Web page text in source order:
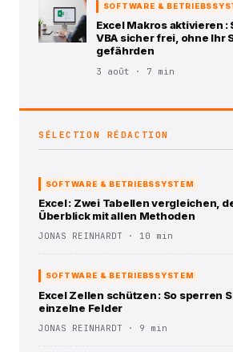
SOFTWARE &
Excel Makros aktivieren :
VBA sicher frei, ohne Ihr
gefährden
3 août · 7 min
SÉLECTION RÉDACTION
SOFTWARE & BETRIEBSSYSTEM
Excel : Zwei Tabellen vergleichen,
Überblick mit allen Methoden
JONAS REINHARDT · 10 min
SOFTWARE & BETRIEBSSYSTEM
Excel Zellen schützen : So sperren
einzelne Felder
JONAS REINHARDT · 9 min